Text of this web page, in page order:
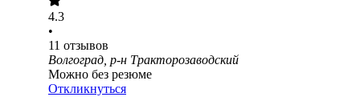
4.3
•
11 отзывов
Волгоград, р-н Тракторозаводский
Можно без резюме
Откликнуться